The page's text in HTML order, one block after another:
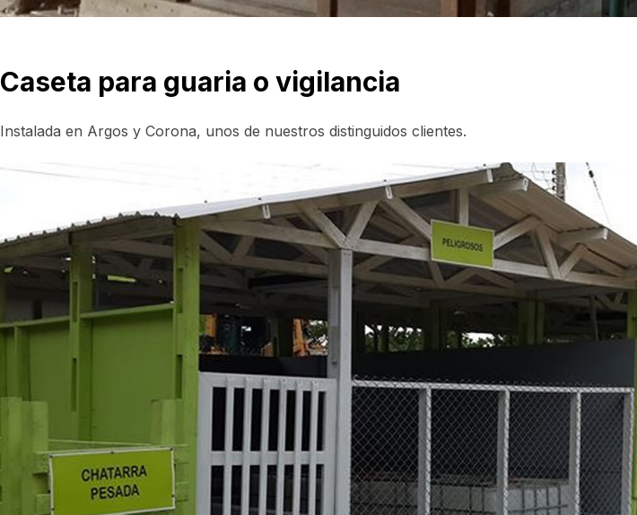
Caseta para guaria o vigilancia
Instalada en Argos y Corona, unos de nuestros distinguidos clientes.